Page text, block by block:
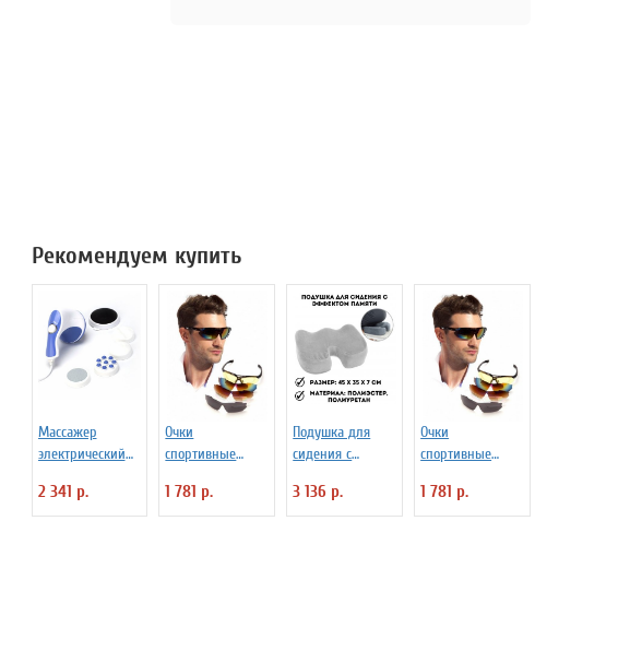
Рекомендуем купить
Массажер
электрический
«РЕЛАКС»
2 341 р.
Очки
спортивные
черные (5
сменных линз)
1 781 р.
Подушка для
сидения с
памяти Bottom
Reformulator
3 136 р.
Очки
спортивные
красные (5
сменных линз)
1 781 р.